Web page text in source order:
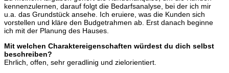
kennenzulernen, darauf folgt die Bedarfsanalyse, bei der ich mir
u.a. das Grundstück ansehe. Ich eruiere, was die Kunden sich
vorstellen und kläre den Budgetrahmen ab. Erst danach beginne
ich mit der Planung des Hauses.
Mit welchen Charaktereigenschaften würdest du dich selbst
beschreiben?
Ehrlich, offen, sehr geradlinig und zielorientiert.